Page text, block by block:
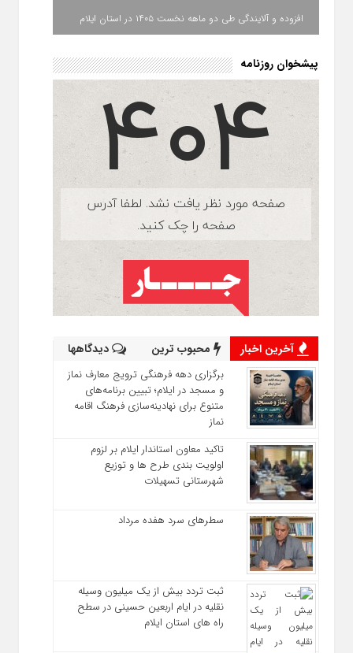
افزوده و آلایندگی طی دو ماهه نخست ۱۴۰۵ در استان ایلام
پیشخوان روزنامه
آخرین اخبار محبوب ترین دیدگاهها
برگزاری دهه فرهنگی ترویج معارف نماز
و مسجد در ایلام؛ تبیین برنامه‌های
متنوع برای نهادینه‌سازی فرهنگ اقامه
نماز
تاکید معاون استاندار ایلام بر لزوم
اولویت‌ بندی طرح‌ ها و توزیع
شهرستانی تسهیلات
سطرهای سرد هفده مرداد
ثبت تردد بیش از یک میلیون وسیله
نقلیه در ایام اربعین حسینی در سطح
راه‌ های استان ایلام